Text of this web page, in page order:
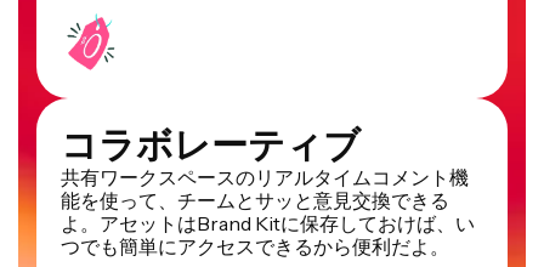
コラボレーティブ
共有ワークスペースのリアルタイムコメント機
能を使って、チームとサッと意見交換できる
よ。アセットはBrand Kitに保存しておけば、い
つでも簡単にアクセスできるから便利だよ。